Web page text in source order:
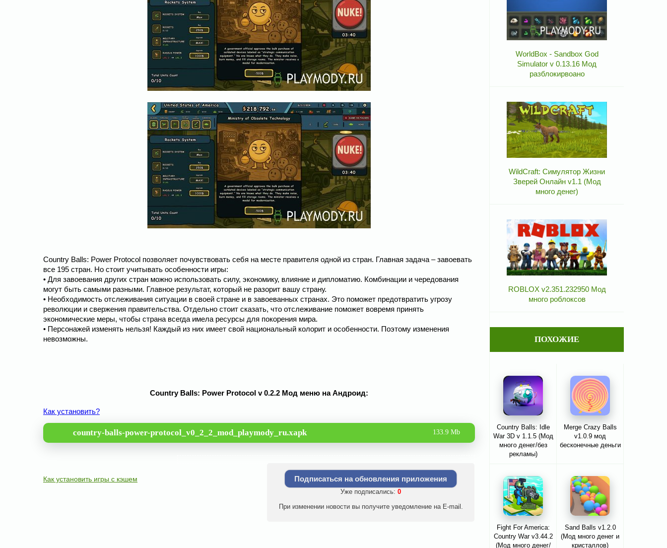
Country Balls: Power Protocol позволяет почувствовать себя на месте правителя одной из стран. Главная задача – завоевать
все 195 стран. Но стоит учитывать особенности игры:
• Для завоевания других стран можно использовать силу, экономику, влияние и дипломатию. Комбинации и чередования
могут быть самыми разными. Главное результат, который не разорит вашу страну.
• Необходимость отслеживания ситуации в своей стране и в завоеванных странах. Это поможет предотвратить угрозу
революции и свержения правительства. Отдельно стоит сказать, что отслеживание поможет вовремя принять
экономические меры, чтобы страна всегда имела ресурсы для покорения мира.
• Персонажей изменять нельзя! Каждый из них имеет свой национальный колорит и особенности. Поэтому изменения
невозможны.
Country Balls: Power Protocol v 0.2.2 Мод меню на Андроид:
Как установить?
country-balls-power-protocol_v0_2_2_mod_playmody_ru.xapk 133.9 Mb
Как установить игры с кэшем Подписаться на обновления приложения
Уже подписались: 0
При изменении новости вы получите уведомление на E-mail.
WorldBox - Sandbox God
Simulator v 0.13.16 Мод
разблокирвоано
WildCraft: Симулятор Жизни
Зверей Онлайн v1.1 (Мод
много денег)
ROBLOX v2.351.232950 Мод
много роблоксов
ПОХОЖИЕ
Country Balls: Idle
War 3D v 1.1.5 (Мод
много денег/без
рекламы)
Merge Crazy Balls
v1.0.9 мод
бесконечные деньги
Fight For America:
Country War v3.44.2
(Мод много денег/
Sand Balls v1.2.0
(Мод много денег и
кристаллов)